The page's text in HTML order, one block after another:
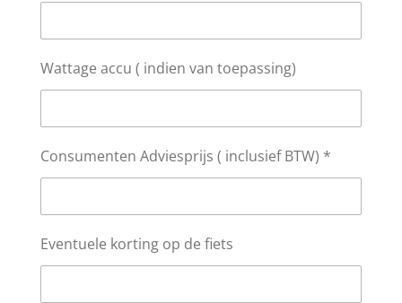
Wattage accu ( indien van toepassing)
Consumenten Adviesprijs ( inclusief BTW) *
Eventuele korting op de fiets